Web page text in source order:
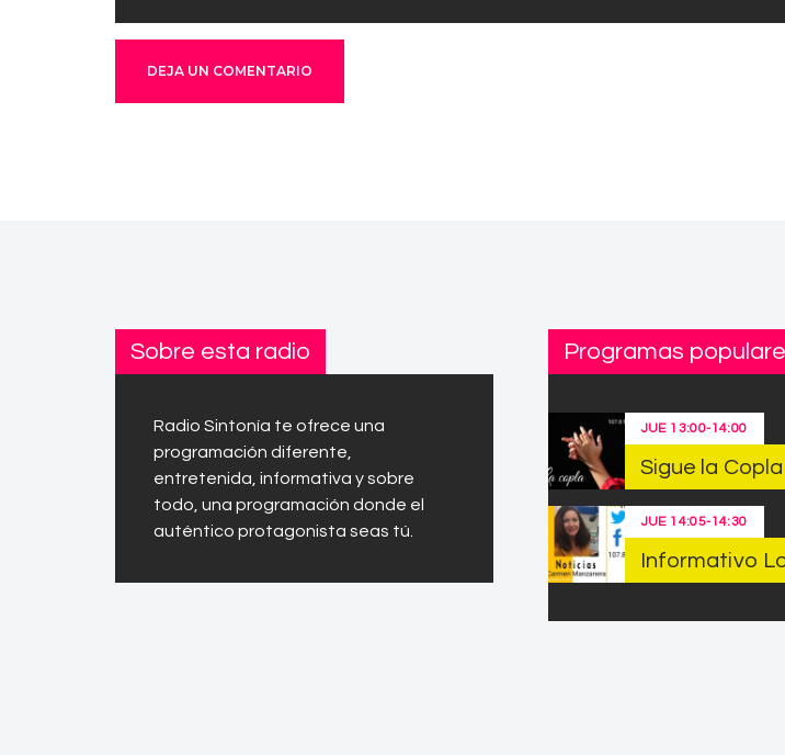
Sobre esta radio
Radio Sintonía te ofrece una
programación diferente,
entretenida, informativa y sobre
todo, una programación donde el
auténtico protagonista seas tú.
Programas
JUE 13:00-14:00
Sigue la Copla
JUE 14:05-14:30
Informativo